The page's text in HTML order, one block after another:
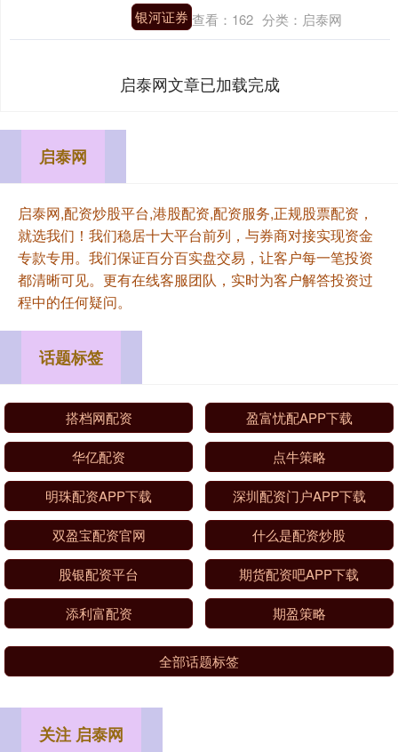
银河证券 查看： 162 分类： 启泰网
启泰网文章已加载完成
启泰网
启泰网,配资炒股平台,港股配资,配资服务,正规股票配资，
就选我们！我们稳居十大平台前列，与券商对接实现资金
专款专用。我们保证百分百实盘交易，让客户每一笔投资
都清晰可见。更有在线客服团队，实时为客户解答投资过
程中的任何疑问。
话题标签
搭档网配资 盈富忧配APP下载
华亿配资 点牛策略
明珠配资APP下载 深圳配资门户APP下载
双盈宝配资官网 什么是配资炒股
股银配资平台 期货配资吧APP下载
添利富配资 期盈策略
全部话题标签
关注 启泰网